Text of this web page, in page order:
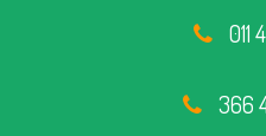
011
366